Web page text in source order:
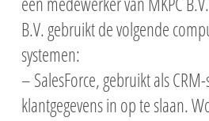
B.V. gebruikt de volgende
systemen:
– SalesForce, gebruikt als
klantgegevens in op te slaan.